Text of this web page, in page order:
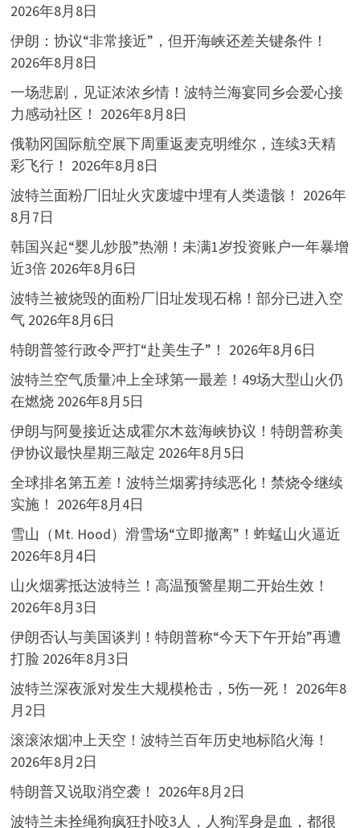
2026年8月8日
伊朗：协议“非常接近”，但开海峡还差关键条件！
2026年8月8日
一场悲剧，见证浓浓乡情！波特兰海宴同乡会爱心接
力感动社区！ 2026年8月8日
俄勒冈国际航空展下周重返麦克明维尔，连续3天精
彩飞行！ 2026年8月8日
波特兰面粉厂旧址火灾废墟中埋有人类遗骸！ 2026年
8月7日
韩国兴起“婴儿炒股”热潮！未满1岁投资账户一年暴增
近3倍 2026年8月6日
波特兰被烧毁的面粉厂旧址发现石棉！部分已进入空
气 2026年8月6日
特朗普签行政令严打“赴美生子”！ 2026年8月6日
波特兰空气质量冲上全球第一最差！49场大型山火仍
在燃烧 2026年8月5日
伊朗与阿曼接近达成霍尔木兹海峡协议！特朗普称美
伊协议最快星期三敲定 2026年8月5日
全球排名第五差！波特兰烟雾持续恶化！禁烧令继续
实施！ 2026年8月4日
雪山（Mt. Hood）滑雪场“立即撤离”！蚱蜢山火逼近
2026年8月4日
山火烟雾抵达波特兰！高温预警星期二开始生效！
2026年8月3日
伊朗否认与美国谈判！特朗普称“今天下午开始”再遭
打脸 2026年8月3日
波特兰深夜派对发生大规模枪击，5伤一死！ 2026年8
月2日
滚滚浓烟冲上天空！波特兰百年历史地标陷火海！
2026年8月2日
特朗普又说取消空袭！ 2026年8月2日
波特兰未拴绳狗疯狂扑咬3人，人狗浑身是血，都很